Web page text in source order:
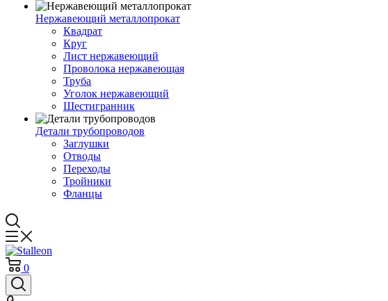
Нержавеющий металлопрокат
Квадрат
Круг
Лист нержавеющий
Проволока нержавеющая
Труба
Уголок нержавеющий
Шестигранник
Детали трубопроводов
Заглушки
Отводы
Переходы
Тройники
Фланцы
0